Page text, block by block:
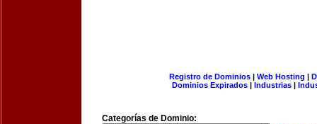
Registro de Dominios| Web Hosting |
Dominios Expirados | Industrias |
Categorías de Dominio: